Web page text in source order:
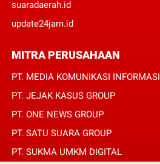
suaradaerah.id
update24jam.id
MITRA PERUSAHAAN
PT. MEDIA KOMUNIKASI INFORMASI
PT. JEJAK KASUS GROUP
PT. ONE NEWS GROUP
PT. SATU SUARA GROUP
PT. SUKMA UMKM DIGITAL